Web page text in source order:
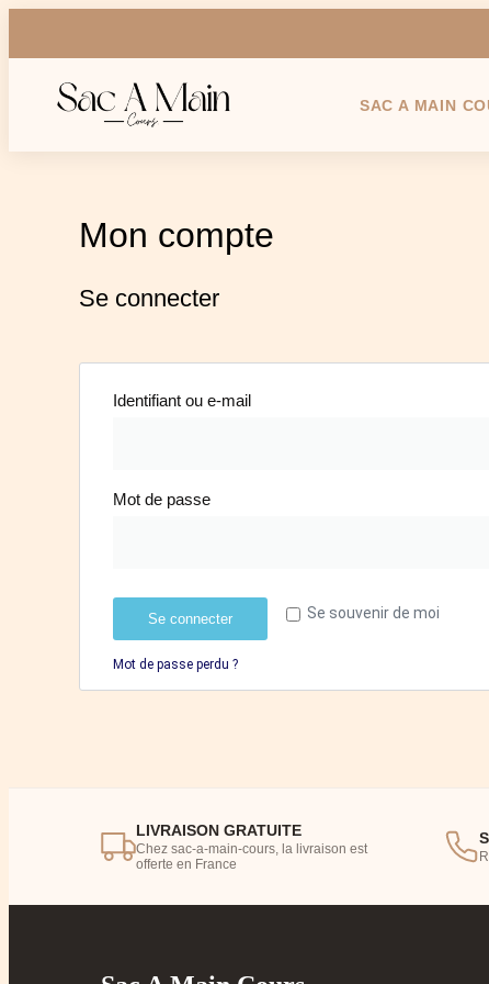
SAC A MAIN
Mon compte
Se connecter
Identifiant ou e-mail
Mot de passe
Se souvenir de moi
Se connecter
Mot de passe perdu ?
LIVRAISON GRATUITE
Chez sac-a-main-cours, la livraison est
offerte en France